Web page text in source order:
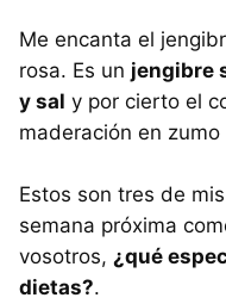
Me encanta el
rosa. Es un jengibre
y sal y por cierto el
maderación en zumo
Estos son tres de
semana próxima
vosotros, ¿qué
dietas?.